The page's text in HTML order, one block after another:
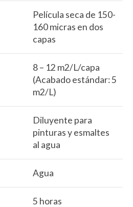
Película seca de 150-
160 micras en dos
capas
8 – 12 m2/L/capa
(Acabado estándar: 5
m2/L)
Diluyente para
pinturas y esmaltes
al agua
Agua
5 horas